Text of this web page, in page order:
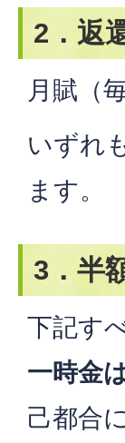
2．返
月賦（
いずれ
ます。
3．半
下記す
一時金
己都合